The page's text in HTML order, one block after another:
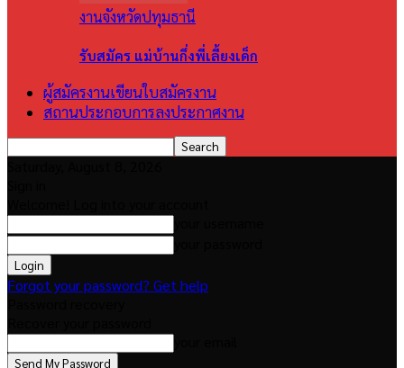
งานจังหวัดปทุมธานี
รับสมัคร แม่บ้านกึ่งพี่เลี้ยงเด็ก
ผู้สมัครงานเขียนใบสมัครงาน
สถานประกอบการลงประกาศงาน
Forgot your password? Get help